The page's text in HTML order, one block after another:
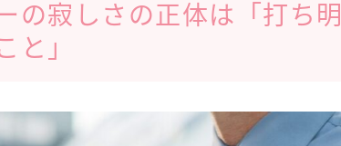
の寂しさの正体は「打ち
と」